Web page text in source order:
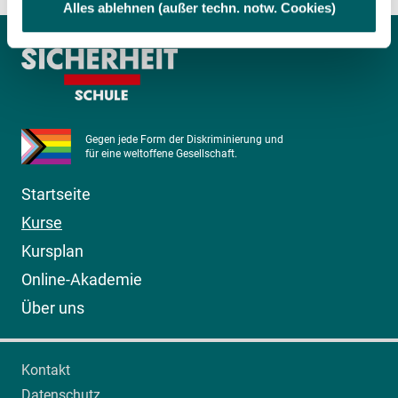
Folgende Kategorien von Cookies werden durch uns
Alles ablehnen (außer techn. notw. Cookies)
Gegen jede Form der Diskriminierung und
für eine weltoffene Gesellschaft.
Startseite
Kurse
Kursplan
Online-Akademie
Über uns
Kontakt